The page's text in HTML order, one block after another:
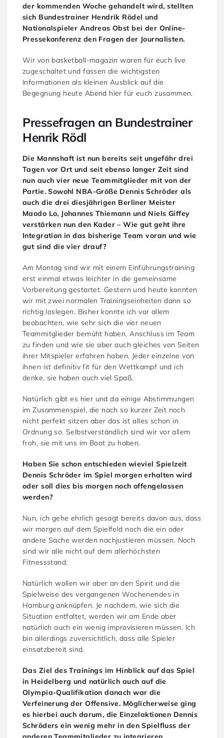
der kommenden Woche gehandelt wird, stellten
sich Bundestrainer Hendrik Rödel und
Nationalspieler Andreas Obst bei der Online-
Pressekonferenz den Fragen der Journalisten.
Wir von basketball-magazin waren für euch live
zugeschaltet und fassen die wichtigsten
Informationen als kleinen Ausblick auf die
Begegnung heute Abend hier für euch zusammen.
Pressefragen an Bundestrainer
Henrik Rödl
Die Mannshaft ist nun bereits seit ungefähr drei
Tagen vor Ort und seit ebenso langer Zeit sind
nun auch vier neue Teammitglieder mit von der
Partie. Sowohl NBA-Größe Dennis Schröder als
auch die drei diesjährigen Berliner Meister
Maodo Lo, Johannes Thiemann und Niels Giffey
verstärken nun den Kader – Wie gut geht ihre
Integration in das bisherige Team voran und wie
gut sind die vier drauf?
Am Montag sind wir mit einem Einführungstraining
erst einmal etwas leichter in die gemeinsame
Vorbereitung gestartet. Gestern und heute konnten
wir mit zwei normalen Trainingseinheiten dann so
richtig loslegen. Bisher konnte ich vor allem
beobachten, wie sehr sich die vier neuen
Teammitglieder bemüht haben, Anschluss im Team
zu finden und wie sie aber auch gleiches von Seiten
ihrer Mitspieler erfahren haben. Jeder einzelne von
ihnen ist definitiv fit für den Wettkampf und ich
denke, sie haben auch viel Spaß.
Natürlich gibt es hier und da einige Abstimmungen
im Zusammenspiel, die nach so kurzer Zeit noch
nicht perfekt sitzen aber das ist alles schon in
Ordnung so. Selbstverständlich sind wir vor allem
froh, sie mit uns im Boot zu haben.
Haben Sie schon entschieden wieviel Spielzeit
Dennis Schröder im Spiel morgen erhalten wird
oder soll dies bis morgen noch offengelassen
werden?
Nun, ich gehe ehrlich gesagt bereits davon aus, dass
wir morgen auf dem Spielfeld noch die ein oder
andere Sache werden nachjustieren müssen. Noch
sind wir alle nicht auf dem allerhöchsten
Fitnessstand.
Natürlich wollen wir aber an den Spirit und die
Spielweise des vergangenen Wochenendes in
Hamburg anknüpfen. Je nachdem, wie sich die
Situation entfaltet, werden wir am Ende aber
natürlich auch ein wenig improvisieren müssen. Ich
bin allerdings zuversichtlich, dass alle Spieler
einsatzbereit sind.
Das Ziel des Trainings im Hinblick auf das Spiel
in Heidelberg und natürlich auch auf die
Olympia-Qualifikation danach war die
Verfeinerung der Offensive. Möglicherweise ging
es hierbei auch darum, die Einzelaktionen Dennis
Schröders ein wenig mehr in den Spielfluss der